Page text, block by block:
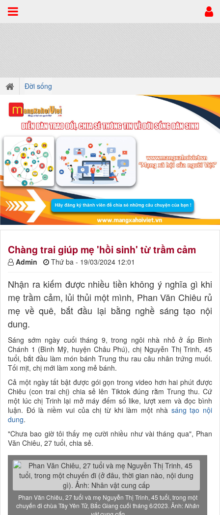
Đời sống
Chàng trai giúp mẹ 'hồi sinh' từ trầm cảm
Admin Thứ ba - 19/03/2024 12:01
Nhận ra kiếm được nhiều tiền không ý nghĩa gì khi
mẹ trầm cảm, lủi thủi một mình, Phan Văn Chiêu rủ
mẹ về quê, bắt đầu lại bằng nghề sáng tạo nội
dung.
Sáng sớm ngày cuối tháng 9, trong ngôi nhà nhỏ ở ấp Bình
Chánh 1 (Bình Mỹ, huyện Châu Phú), chị Nguyễn Thị Trinh, 45
tuổi, bắt đầu làm món bánh Trung thu rau câu nhân trứng muối.
Tối mịt, chị mới làm xong mẻ bánh.
Cả một ngày tất bật được gói gọn trong video hơn hai phút được
Chiêu (con trai chị) chia sẻ lên Tiktok đúng rằm Trung thu. Cứ
một lúc chị Trinh lại mở máy đếm số like, lượt xem và đọc bình
luận. Đó là niềm vui của chị từ khi làm một nhà sáng tạo nội
dung.
"Chưa bao giờ tôi thấy mẹ cười nhiều như vài tháng qua", Phan
Văn Chiêu, 27 tuổi, chia sẻ.
Phan Văn Chiêu, 27 tuổi và mẹ Nguyễn Thị Trinh, 45 tuổi, trong một
chuyến đi chùa Tây Yên Tử, Bắc Giang cuối tháng 6/2023. Ảnh:Nhân